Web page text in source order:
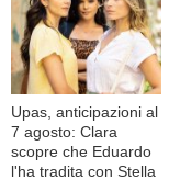
Upas, anticipazioni al
7 agosto: Clara
scopre che Eduardo
l'ha tradita con Stella